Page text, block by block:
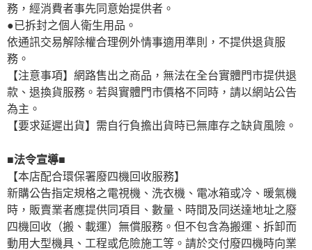
務，經消費者事先同意始提供者。
●已拆封之個人衛生用品。
依通訊交易解除權合理例外情事適用準則，不提供退貨服
務。
【注意事項】網路售出之商品，無法在全台實體門市提供退
款、退換貨服務。若與實體門市價格不同時，請以網站公告
為主。
【要求延遲出貨】需自行負擔出貨時已無庫存之缺貨風險。
■法令宣導■
【本店配合環保署廢四機回收服務】
新購公告指定規格之電視機、洗衣機、電冰箱或冷、暖氣機
時，販賣業者應提供同項目、數量、時間及同送達地址之廢
四機回收（搬、載運）無償服務。但不包含為搬運、拆卸而
動用大型機具、工程或危險施工等。請於交付廢四機時向業